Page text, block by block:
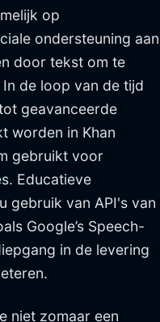
op
ondersteuning aan
door tekst om te
de loop van de tijd
geavanceerde
worden in Khan
gebruikt voor
Educatieve
gebruik van API's van
Google’s Speech-
in de levering
niet zomaar een